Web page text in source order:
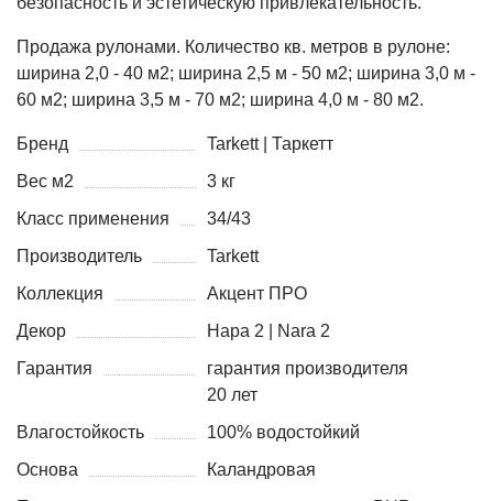
Продажа рулонами. Количество кв. метров в рулоне:
ширина 2,0 - 40 м2; ширина 2,5 м - 50 м2; ширина 3,0 м -
60 м2; ширина 3,5 м - 70 м2; ширина 4,0 м - 80 м2.
Бренд
Tarkett | Таркетт
Вес м2
3 кг
Класс применения
34/43
Производитель
Tarkett
Коллекция
Акцент ПРО
Декор
Нара 2 | Nara 2
Гарантия
гарантия производителя
20 лет
Влагостойкость
100% водостойкий
Основа
Каландровая